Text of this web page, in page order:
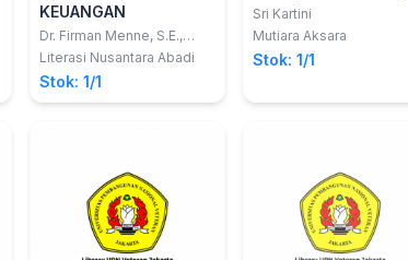
KEUANGAN
Dr. Firman Menne, S.E.,
M.Si., Ak., CA.
Literasi Nusantara Abadi
Stok: 1/1
Sri Kartini
Mutiara Aksara
Stok: 1/1